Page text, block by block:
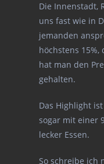
Die Innenstadt,
uns fast wie in
jemanden
höchstens
hat man den
gehalten.
Das Highlight
sogar mit einer
lecker Essen.
So schreibe ich